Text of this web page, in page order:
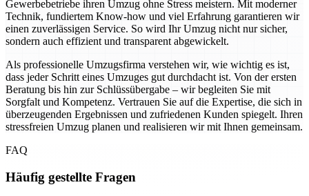
Gewerbebetriebe ihren Umzug ohne Stress meistern. Mit moderner
Technik, fundiertem Know-how und viel Erfahrung garantieren wir
einen zuverlässigen Service. So wird Ihr Umzug nicht nur sicher,
sondern auch effizient und transparent abgewickelt.
Als professionelle Umzugsfirma verstehen wir, wie wichtig es ist,
dass jeder Schritt eines Umzuges gut durchdacht ist. Von der ersten
Beratung bis hin zur Schlüssübergabe – wir begleiten Sie mit
Sorgfalt und Kompetenz. Vertrauen Sie auf die Expertise, die sich in
überzeugenden Ergebnissen und zufriedenen Kunden spiegelt. Ihren
stressfreien Umzug planen und realisieren wir mit Ihnen gemeinsam.
FAQ
Häufig gestellte Fragen